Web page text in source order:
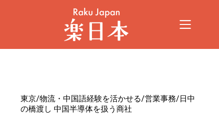
東京/物流・中国語経験を活かせる/営業事務/日中
の橋渡し 中国半導体を扱う商社